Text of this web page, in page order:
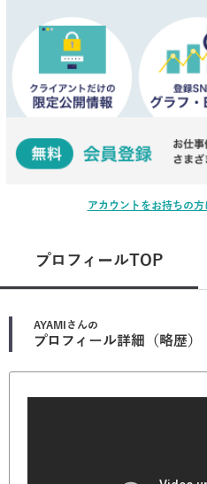
アカウントをお持ちの
プロフィールTOP
AYAMI さんの
プロフィール詳細（略歴）